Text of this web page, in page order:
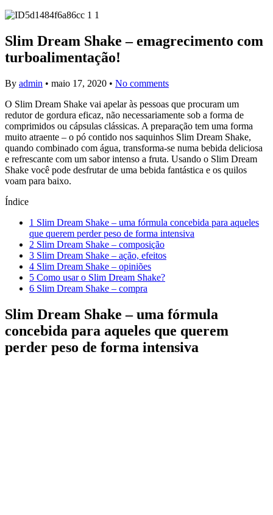
Slim Dream Shake – emagrecimento com
turboalimentação!
By admin • maio 17, 2020 • No comments
O Slim Dream Shake vai apelar às pessoas que procuram um
redutor de gordura eficaz, não necessariamente sob a forma de
comprimidos ou cápsulas clássicas. A preparação tem uma forma
muito atraente – o pó contido nos saquinhos Slim Dream Shake,
quando combinado com água, transforma-se numa bebida deliciosa
e refrescante com um sabor intenso a fruta. Usando o Slim Dream
Shake você pode desfrutar de uma bebida fantástica e os quilos
voam para baixo.
Índice
1 Slim Dream Shake – uma fórmula concebida para aqueles
que querem perder peso de forma intensiva
2 Slim Dream Shake – composição
3 Slim Dream Shake – ação, efeitos
4 Slim Dream Shake – opiniões
5 Como usar o Slim Dream Shake?
6 Slim Dream Shake – compra
Slim Dream Shake – uma fórmula
concebida para aqueles que querem
perder peso de forma intensiva